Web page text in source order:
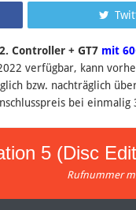
Controller + GT7 mit
verfügbar, kann
bzw. nachträglich
bei einmalig
5 (Disc
Rufnummer